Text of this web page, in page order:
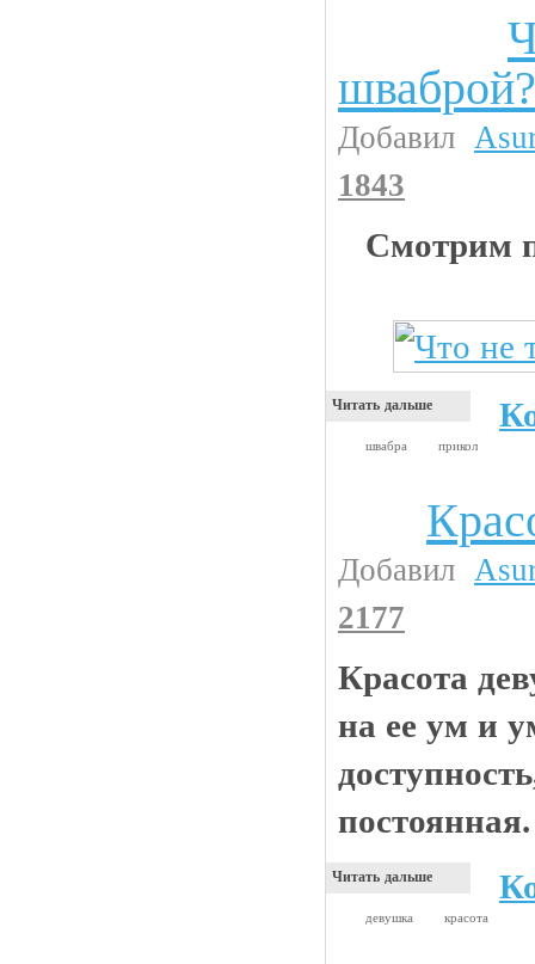
шваброй?
Добавил
1843
Смотрим
Читать дальше
швабра прикол
Добавил
2177
Красота
на ее ум и
постоянная.
Читать дальше
девушка красота